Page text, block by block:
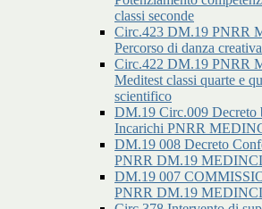
classi seconde
Circ.423 DM.19 PNRR
Percorso di danza
Circ.422 DM.19 PNRR
Meditest classi quarte e
scientifico
DM.19 Circ.009 Decreto
Incarichi PNRR
DM.19 008 Decreto
PNRR DM.19
DM.19 007
PNRR DM.19